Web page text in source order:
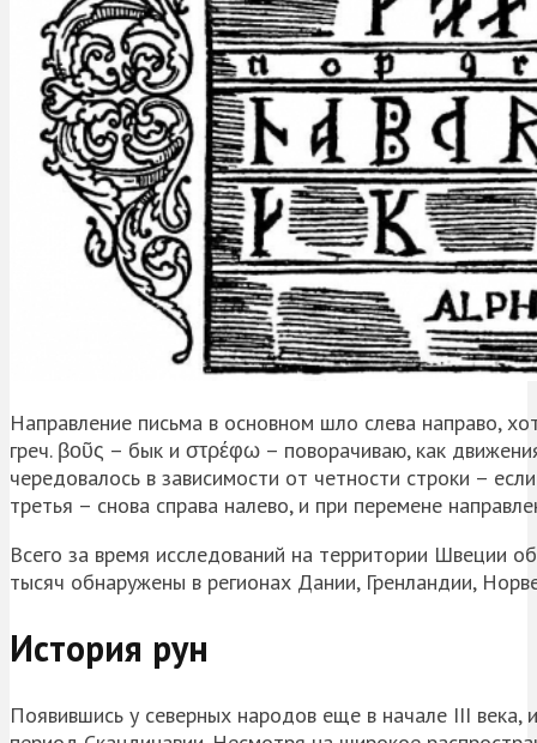
Направление письма в основном шло слева направо,
греч. βοῦς – бык и στρέφω – поворачиваю, как
чередовалось в зависимости от четности строки –
третья – снова справа налево, и при перемене
Всего за время исследований на территории Швеции
тысяч обнаружены в регионах Дании, Гренландии,
История рун
Появившись у северных народов еще в начале III века,